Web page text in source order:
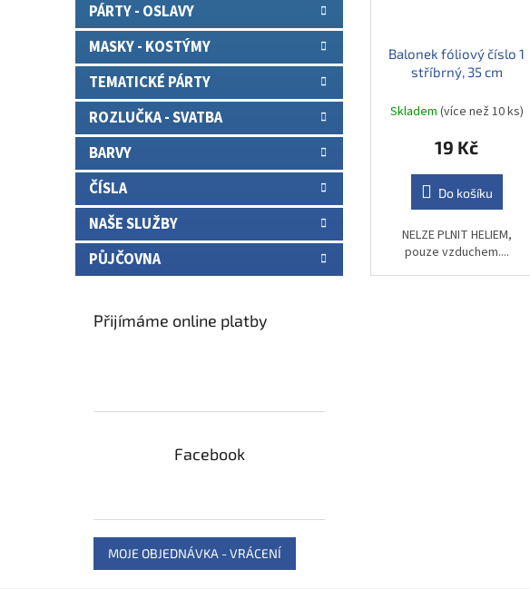
PÁRTY - OSLAVY
MASKY - KOSTÝMY
TEMATICKÉ PÁRTY
ROZLUČKA - SVATBA
BARVY
ČÍSLA
NAŠE SLUŽBY
PŮJČOVNA
Přijímáme online platby
Facebook
MOJE OBJEDNÁVKA - VRÁCENÍ
Balonek fóliový číslo 1
stříbrný, 35 cm
Skladem (více než 10 ks)
19 Kč
Do košíku
NELZE PLNIT HELIEM,
pouze vzduchem....